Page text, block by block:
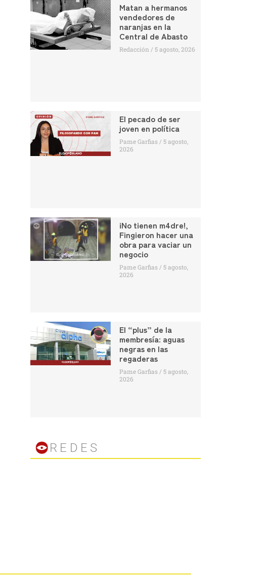
Matan a hermanos
vendedores de
naranjas en la
Central de Abasto
Redacción 5 agosto, 2026
El pecado de ser
joven en política
Pame Garfias
5 agosto,
2026
¡No tienen m4dre!,
Fingieron hacer una
obra para vaciar un
negocio
Pame Garfias
5 agosto,
2026
El “plus” de la
membresía: aguas
negras en las
regaderas
Pame Garfias
5 agosto,
2026
REDES